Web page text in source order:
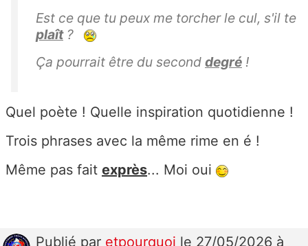
Est ce que tu peux me torcher le cul, s'il te
plaît?
Ça pourrait être du second degré !
Quel poète ! Quelle inspiration quotidienne !
Trois phrases avec la même rime en é !
Même pas fait exprès... Moi oui
Publié par etpourquoi le 27/05/2026 à